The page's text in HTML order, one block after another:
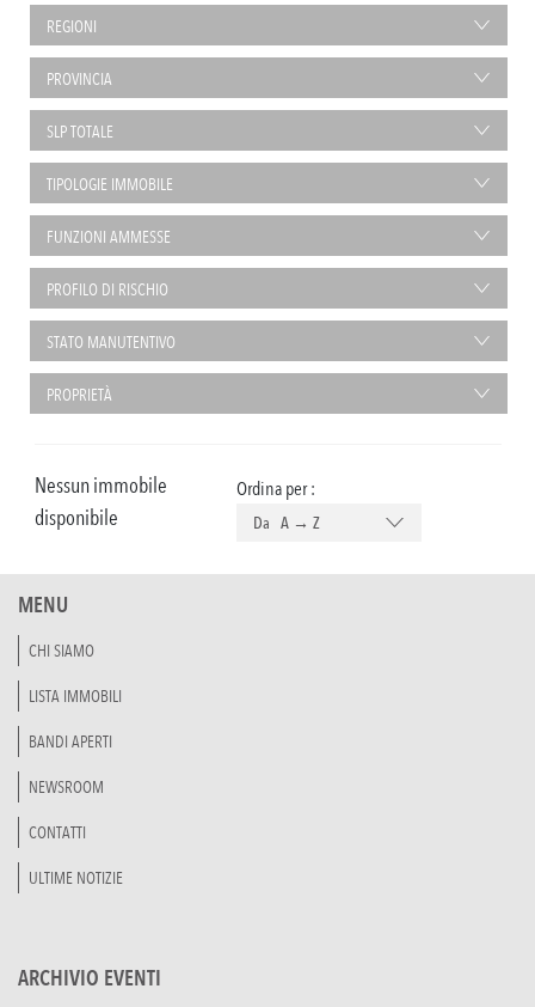
REGIONI
PROVINCIA
SLP TOTALE
TIPOLOGIE IMMOBILE
FUNZIONI AMMESSE
PROFILO DI RISCHIO
STATO MANUTENTIVO
PROPRIETÀ
Nessun immobile
disponibile
Ordina per :
Da A → Z
MENU
CHI SIAMO
LISTA IMMOBILI
BANDI APERTI
NEWSROOM
CONTATTI
ULTIME NOTIZIE
ARCHIVIO EVENTI